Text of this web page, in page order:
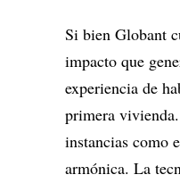
Si bien Globant
impacto que
experiencia de
primera
instancias como
armónica. La